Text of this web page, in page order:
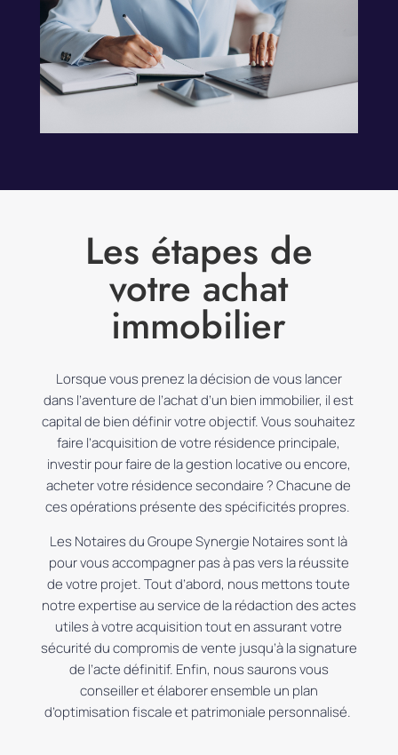
Les étapes de
votre achat
immobilier
Lorsque vous prenez la décision de vous lancer
dans l’aventure de l’achat d’un bien immobilier, il est
capital de bien définir votre objectif. Vous souhaitez
faire l’acquisition de votre résidence principale,
investir pour faire de la gestion locative ou encore,
acheter votre résidence secondaire ? Chacune de
ces opérations présente desspécificitéspropres.
Les Notaires du Groupe Synergie Notaires sont là
pour vous accompagner pas à pas vers la réussite
de votre projet. Tout d’abord, nous mettons toute
notre expertise au service de la rédaction des actes
utiles à votre acquisition tout en assurant votre
sécurité du compromis de vente jusqu’à la signature
de l’acte définitif. Enfin, nous saurons vous
conseiller et élaborer ensemble un plan
d’optimisation fiscale et patrimoniale personnalisé.